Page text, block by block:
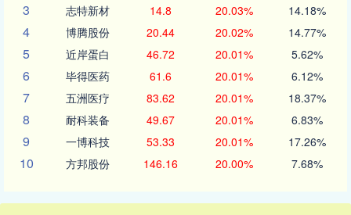
3 志特新材 14.8 20.03% 14.18%
4 博腾股份 20.44 20.02% 14.77%
5 近岸蛋白 46.72 20.01% 5.62%
6 毕得医药 61.6 20.01% 6.12%
7 五洲医疗 83.62 20.01% 18.37%
8 耐科装备 49.67 20.01% 6.83%
9 一博科技 53.33 20.01% 17.26%
10 方邦股份 146.16 20.00% 7.68%